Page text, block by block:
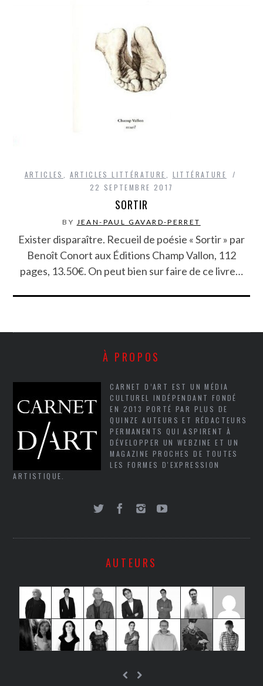
ARTICLES ARTICLES LITTÉRATURE
LITTÉRATURE
22 SEPTEMBRE 2017
SORTIR
BY JEAN-PAUL GAVARD-PERRET
Exister disparaître. Recueil de poésie « Sortir » par
Benoît Conort aux Éditions Champ Vallon, 112
pages, 13.50€. On peut bien sur faire de ce livre…
À PROPOS
CARNET D’ART EST UN MÉDIA
CULTUREL INDÉPENDANT FONDÉ
EN 2013 PORTÉ PAR PLUS DE
QUINZE AUTEURS ET RÉDACTEURS
PERMANENTS QUI ASPIRENT À
DÉVELOPPER UN WEBZINE ET UN
MAGAZINE PROCHES DE TOUTES
LES FORMES D'EXPRESSION
ARTISTIQUE.
AUTEURS